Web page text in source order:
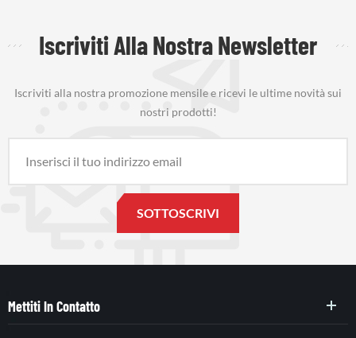
Iscriviti Alla Nostra Newsletter
Iscriviti alla nostra promozione mensile e ricevi le ultime novità sui
nostri prodotti!
Mettiti In Contatto